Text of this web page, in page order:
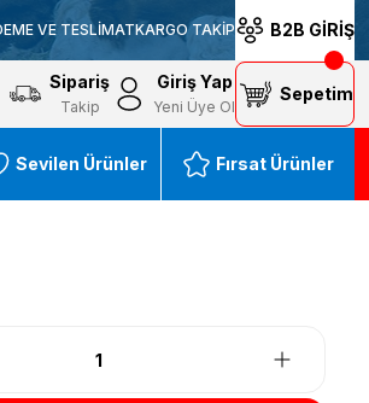
VE TESLİMATKARGO TAKİP B2B GİRİŞ
Sipariş
Takip
Giriş Yap
Yeni Üye Ol
Sepetim
Sevilen Ürünler Fırsat Ürünler